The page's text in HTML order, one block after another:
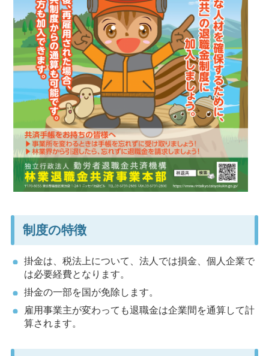
制度の特徴
掛金は、税法上について、法人では損金、個人企業で
は必要経費となります。
掛金の一部を国が免除します。
雇用事業主が変わっても退職金は企業間を通算して計
算されます。